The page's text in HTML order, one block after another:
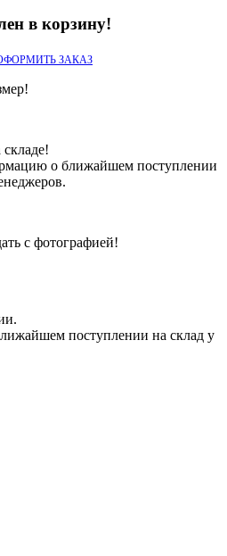
в корзину!
ЗАКАЗ
складе!
о ближайшем поступлении
с фотографией!
поступлении на склад у